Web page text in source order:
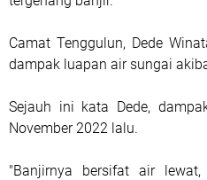
Camat Tenggulun, Dede
dampak luapan air sungai
Sejauh ini kata Dede,
November 2022 lalu.
"Banjirnya bersifat air lewat,